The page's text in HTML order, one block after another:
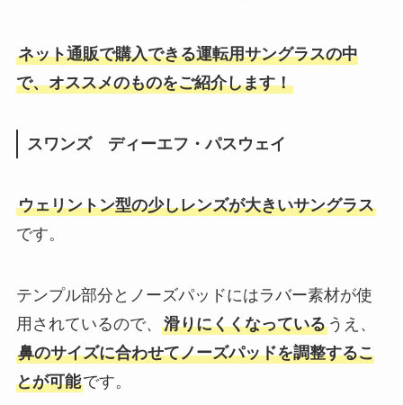
リュックに付けるポーチは無印で
小児用ジキニンが販売中止？な
ぜ？どこで買える？ドラックスト
トリ・ホームセンター・カインズ
のおすすめはコレ！
ネット通販で購入できる運転用サングラスの中
で、オススメのものをご紹介します！
スワンズ ディーエフ・パスウェイ
ウェリントン型の少しレンズが大きいサングラス
です。
テンプル部分とノーズパッドにはラバー素材が使
用されているので、 滑りにくくなっているうえ、
鼻のサイズに合わせてノーズパッドを調整するこ
とが可能です。